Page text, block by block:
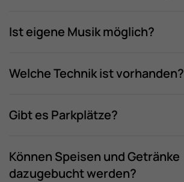
Ist eigene Musik möglich?
Welche Technik ist vorhanden?
Gibt es Parkplätze?
Können Speisen und Getränke
dazugebucht werden?